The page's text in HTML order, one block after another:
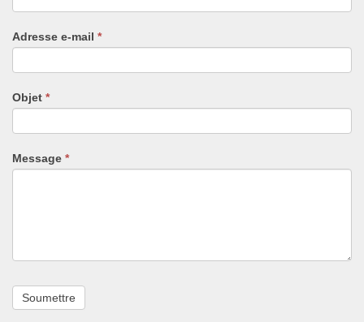
Adresse e-mail *
Objet *
Message *
êtes
humain,
remplissez
ce